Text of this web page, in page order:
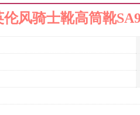
风骑士靴高筒靴